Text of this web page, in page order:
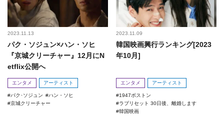
2023.11.13
パク・ソジュン×ハン・ソヒ
『京城クリーチャー』12月にN
etflix公開へ
エンタメ アーティスト
パク･ソジュン
ハン・ソヒ
京城クリーチャー
2023.11.09
韓国映画興行ランキング[2023
年10月]
エンタメ アーティスト
1947ボストン
ラブリセット 30日後、離婚します
韓国映画